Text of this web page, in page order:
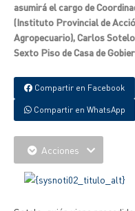
asumirá el cargo de
(Instituto Provincial de
Agropecuario), Carlos
Sexto Piso de Casa de
Compartir en Facebook
Compartir en WhatsApp
Acciones